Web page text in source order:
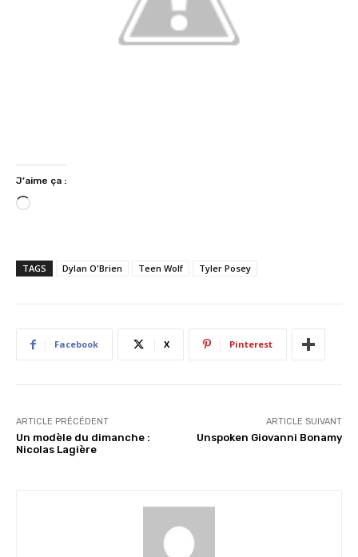
J’aime ça :
C
r
g
n
TAGS Dylan O'Brien Teen Wolf Tyler Posey
Facebook X Pinterest
ARTICLE PRÉCÉDENT
Un modèle du dimanche :
Nicolas Lagière
ARTICLE SUIVANT
Unspoken Giovanni Bonamy